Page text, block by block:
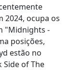
2024, ocupa os
"Midnights -
posições,
estão no
of The